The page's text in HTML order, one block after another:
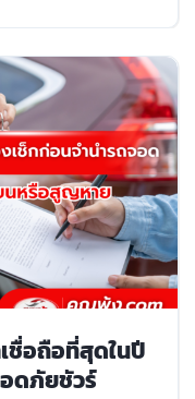
ชื่อถือที่สุดในปี
ดภัยชัวร์